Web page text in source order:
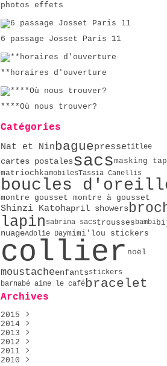
photos effets
6 passage Josset Paris 11
**horaires d'ouverture
****Où nous trouver?
Catégories
Nat et Ninbaguepressetitlee
cartes postalessacsmasking
matriochkamobilesTassia Canellis
boucles
montre gousset montre à gousset
Shinzi Katohapril showers
lapin sabrina sacstroussesbambi
nuageAdolie Daymimi'lou stickers
collier noël
moustacheenfantsstickers
barnabé aime le cafébracelet
Archives
2015
Décembre
Mai(2)
Avril
Février
Janvier
2014
Décembre
Novembre
Octobre
Septembre
2013
Décembre
Novembre
Octobre
2012
Décembre
Novembre
2011
Décembre
2010